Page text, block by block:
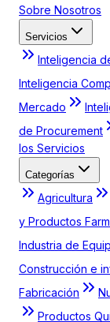
Sobre Nosotros
Servicios
Inteligencia
Inteligencia
Mercado
de Procurement
los Servicios
Categorías
Agricultura
y Productos
Industria de
Construcción e
Fabricación
Productos